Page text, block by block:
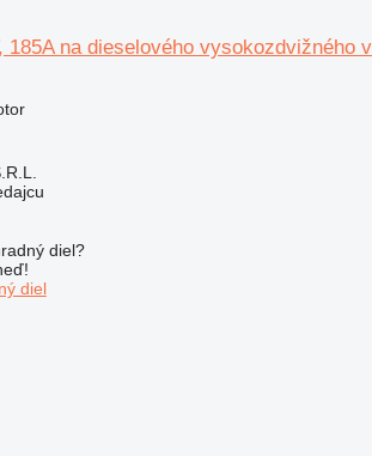
185A na dieselového vysokozdvižného
diel?
diel